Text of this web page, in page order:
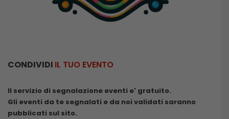
CONDIVIDI IL TUO EVENTO
Il servizio di segnalazione eventi e' gratuito.
Gli eventi da te segnalati e da noi validati saranno
pubblicati sul sito.